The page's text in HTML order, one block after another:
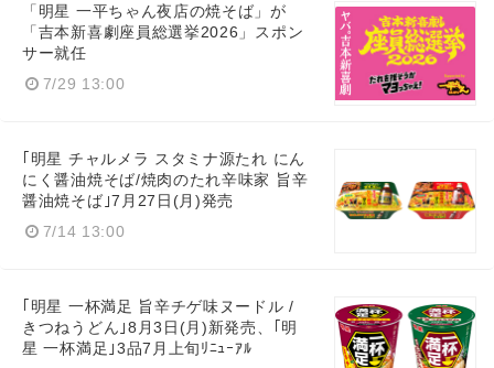
「明星 一平ちゃん夜店の焼そば」が
「吉本新喜劇座員総選挙2026」スポン
サー就任
7/29 13:00
｢明星 チャルメラ スタミナ源たれ にん
にく醤油焼そば/焼肉のたれ辛味家 旨辛
醤油焼そば｣7月27日(月)発売
7/14 13:00
｢明星 一杯満足 旨辛チゲ味ヌードル /
きつねうどん｣8月3日(月)新発売、｢明
星 一杯満足｣3品7月上旬ﾘﾆｭｰｱﾙ